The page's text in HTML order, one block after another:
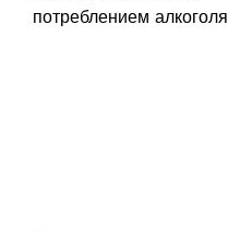
потреблением алкоголя.